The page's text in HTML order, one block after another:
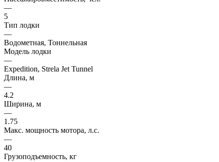
—
5
Тип лодки
—
Водометная, Тоннельная
Модель лодки
—
Expedition, Strela Jet Tunnel
Длина, м
—
4.2
Ширина, м
—
1.75
Макс. мощность мотора, л.с.
—
40
Грузоподъемность, кг